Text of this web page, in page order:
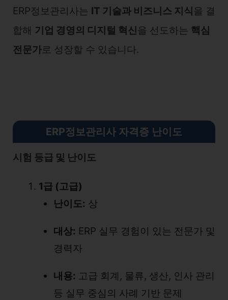
ERP정보관리사는 IT 기술과 비즈니스 지식을 결
합해 기업 경영의 디지털 혁신을 선도하는 핵심
전문가로 성장할 수 있습니다.
ERP정보관리사 자격증 난이도
시험 등급 및 난이도
1급 (고급)
난이도: 상
대상: ERP 실무 경험이 있는 전문가 및
경력자
내용: 고급 회계, 물류, 생산, 인사 관리
등 실무 중심의 사례 기반 문제